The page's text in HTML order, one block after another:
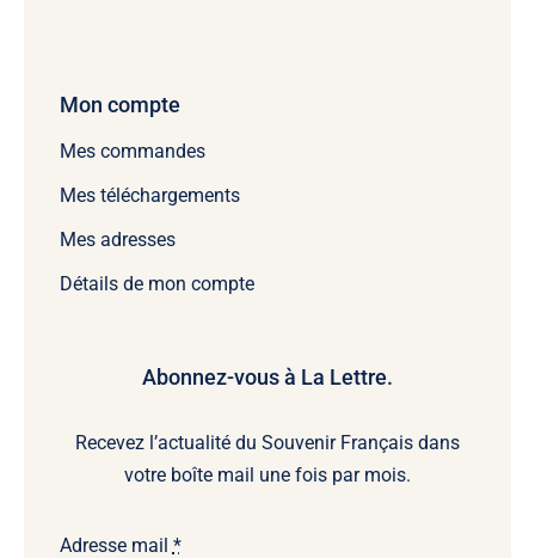
Mon compte
Mes commandes
Mes téléchargements
Mes adresses
Détails de mon compte
Abonnez-vous à La Lettre.
Recevez l’actualité du Souvenir Français dans
votre boîte mail une fois par mois.
Adresse mail *